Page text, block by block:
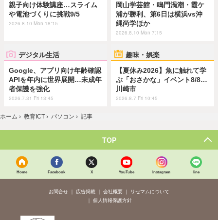
親子向け体験講座…スライム
や電池づくりに挑戦9/5
2026.8.10 Mon 18:15
岡山学芸館・鳴門渦潮・霞ケ
浦が勝利、第6日は横浜vs沖
縄尚学ほか
2026.8.10 Mon 7:15
デジタル生活
Google、アプリ向け年齢確認
APIを年内に世界展開…未成年
者保護を強化
2026.7.31 Fri 13:45
趣味・娯楽
【夏休み2026】魚に触れて学
ぶ「おさかな」イベント8/8…
川崎市
2026.8.7 Fri 10:45
ホーム › 教育ICT › パソコン › 記事
TOP
Home Facebook X YouTube Instagram line
お問合せ 広告掲載 会社概要
リセマムについて
個人情報保護方針